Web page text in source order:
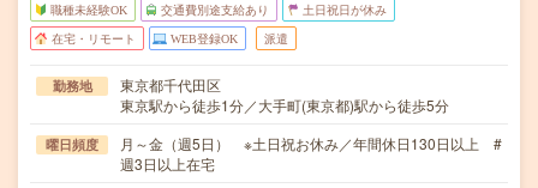
職種未経験OK 交通費別途支給あり 土日祝日が休み
在宅・リモート WEB登録OK 派遣
勤務地
東京都千代田区
東京駅から徒歩1分／大手町(東京都)駅から徒歩5分
曜日頻度
月～金（週5日） ※土日祝お休み／年間休日130日以上 #
週3日以上在宅